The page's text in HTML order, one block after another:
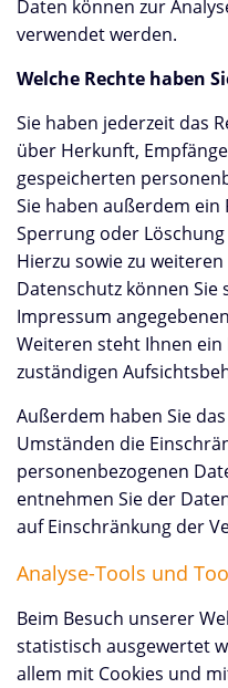
Daten können zur
verwendet werden.
Welche Rechte haben
Sie haben jederzeit das
über Herkunft,
gespeicherten
Sie haben außerdem ein
Sperrung oder
Hierzu sowie zu
Datenschutz können
Impressum
Weiteren steht Ihnen
zuständigen
Außerdem haben Sie
Umständen die
personenbezogenen
entnehmen Sie der
auf Einschränkung der
Analyse-Tools und
Beim Besuch unserer
statistisch ausgewertet
allem mit Cookies und